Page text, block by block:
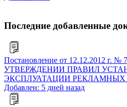
Последние добавленные
Постановление от 12.12.2012 г.
УТВЕРЖДЕНИИ ПРАВИЛ
ЭКСПЛУАТАЦИИ
Добавлен: 5 дней назад